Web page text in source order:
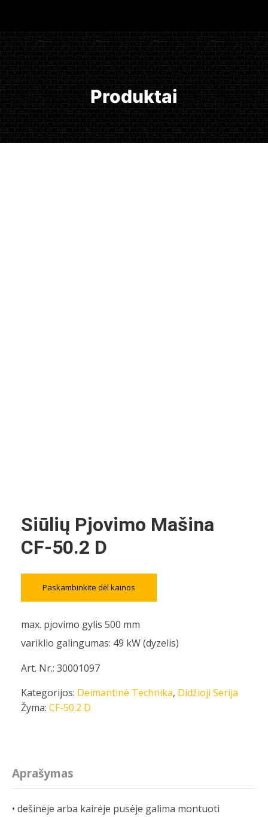
Produktai
Siūlių Pjovimo Mašina
CF-50.2 D
Paskambinkite dėl kainos
max. pjovimo gylis 500 mm
variklio galingumas: 49 kW (dyzelis)
Art. Nr.: 30001097
Kategorijos: Deimantinė Technika, Didžioji Serija
Žyma: CF-50.2 D
Aprašymas
• dešinėje arba kairėje pusėje galima montuoti